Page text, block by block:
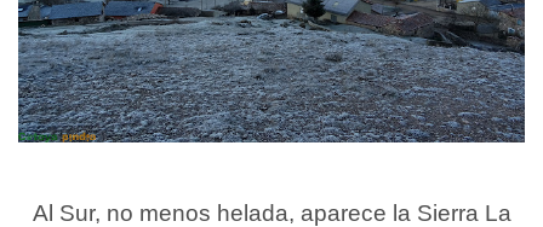
Al Sur, no menos helada, aparece la Sierra La